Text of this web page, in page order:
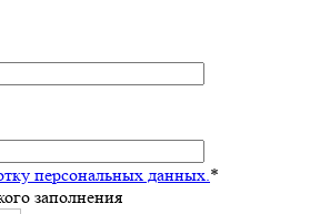
персональных данных.*
заполнения